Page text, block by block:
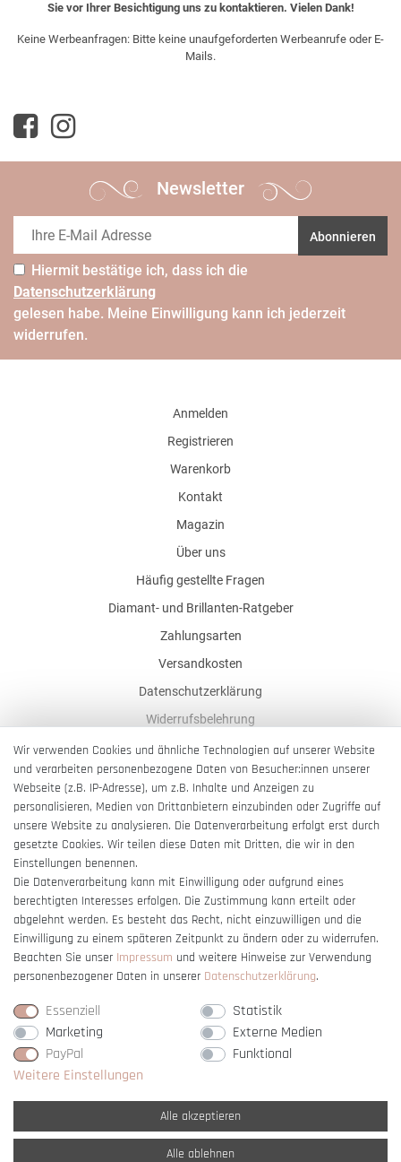
Sie vor Ihrer Besichtigung uns zu kontaktieren. Vielen Dank!
Keine Werbeanfragen: Bitte keine unaufgeforderten Werbeanrufe oder E-
Mails.
Newsletter
Abonnieren
Hiermit bestätige ich, dass ich die
Daten­schutz­erklärung
gelesen habe. Meine Einwilligung kann ich jederzeit
widerrufen.
Anmelden
Registrieren
Warenkorb
Kontakt
Magazin
Über uns
Häufig gestellte Fragen
Diamant- und Brillanten-Ratgeber
Zahlungsarten
Versandkosten
Datenschutzerklärung
Widerrufsbelehrung
AGB
Impressum
Barrierefreiheitserklärung
Vertrag widerrufen
Wir verwenden Cookies und ähnliche Technologien auf unserer Website
und verarbeiten personenbezogene Daten von Besucher:innen unserer
Webseite (z.B. IP-Adresse), um z.B. Inhalte und Anzeigen zu
personalisieren, Medien von Drittanbietern einzubinden oder Zugriffe auf
unsere Website zu analysieren. Die Datenverarbeitung erfolgt erst durch
gesetzte Cookies. Wir teilen diese Daten mit Dritten, die wir in den
Einstellungen benennen.
Die Datenverarbeitung kann mit Einwilligung oder aufgrund eines
berechtigten Interesses erfolgen. Die Zustimmung kann erteilt oder
abgelehnt werden. Es besteht das Recht, nicht einzuwilligen und die
Einwilligung zu einem späteren Zeitpunkt zu ändern oder zu widerrufen.
Beachten Sie unser Impressum und weitere Hinweise zur Verwendung
personenbezogener Daten in unserer Daten­schutz­erklärung.
Essenziell
Statistik
Marketing
Externe Medien
PayPal
Funktional
Weitere Einstellungen
Alle akzeptieren
Alle ablehnen